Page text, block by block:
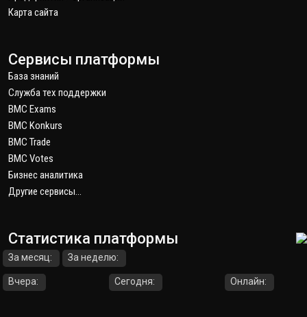
Карта сайта
Сервисы платформы
База знаний
Служба тех поддержки
BMC Exams
BMC Konkurs
BMC Trade
BMC Votes
Бизнес аналитика
Другие сервисы...
Статистика платформы
За месяц: За неделю:
Вчера: Сегодня: Онлайн: